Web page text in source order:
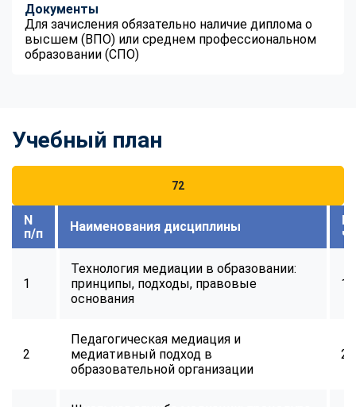
Документы
Для зачисления обязательно наличие диплома о
высшем (ВПО) или среднем профессиональном
образовании (СПО)
Учебный план
72
N
п/п
Наименования дисциплины
1
Технология медиации в образовании:
принципы, подходы, правовые
основания
18
2
Педагогическая медиация и
медиативный подход в
образовательной организации
22